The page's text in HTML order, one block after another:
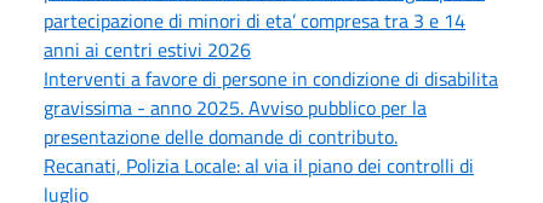
partecipazione di minori di eta’ compresa tra 3 e 14
anni ai centri estivi 2026
Interventi a favore di persone in condizione di disabilita
gravissima - anno 2025. Avviso pubblico per la
presentazione delle domande di contributo.
Recanati, Polizia Locale: al via il piano dei controlli di
luglio